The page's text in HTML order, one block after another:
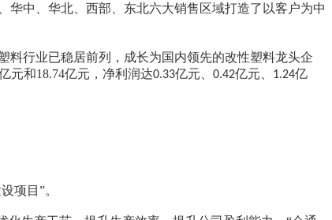
中、华北、西部、东北六大销售区域打造了以客户为中
料行业已稳居前列，成长为国内领先的改性塑料龙头企
元和18.74亿元，净利润达0.33亿元、 0.42亿元、 1.24亿
项目 ”。